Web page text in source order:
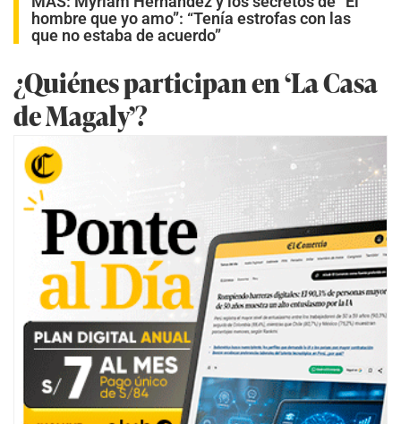
hombre que yo amo”: “Tenía estrofas con las
que no estaba de acuerdo”
¿Quiénes participan en ‘La Casa
de Magaly’?